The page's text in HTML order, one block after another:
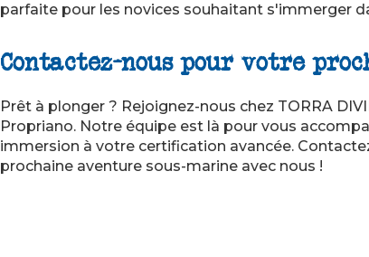
parfaite pour les novices souhaitant s'immerger
Contactez-nous pour votre
Prêt à plonger ? Rejoignez-nous chez TORRA
Propriano. Notre équipe est là pour vous
immersion à votre certification avancée.
prochaine aventure sous-marine avec nous !